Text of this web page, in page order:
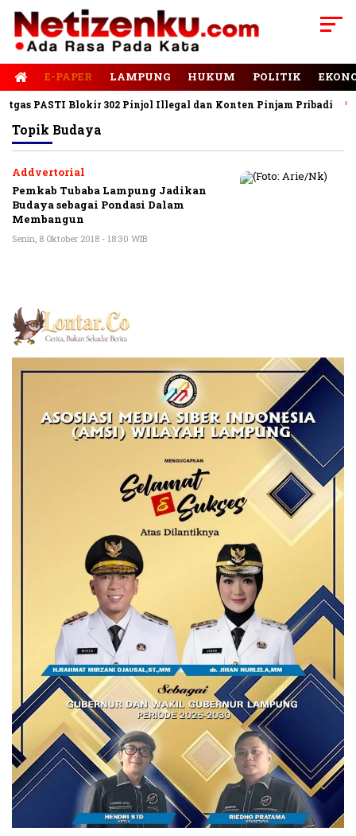
E-PAPER LAMPUNG HUKUM POLITIK
PASTI Blokir 302 Pinjol Illegal dan Konten Pinjam Pribadi
Topik Budaya
Addvertorial
Pemkab Tubaba Lampung Jadikan
Budaya sebagai Pondasi Dalam
Membangun
Senin, 8 Oktober 2018 - 18:30 WIB